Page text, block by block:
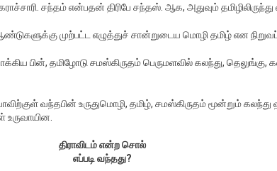
சந்தம் என்பதன் திரிபே சந்தஸ். ஆக, அதுவும்
முற்பட்ட எழுத்துச் சான்றுடைய மொழி தமிழ் என
பின், தமிழோடு சமஸ்கிருதம் பெருமளவில் கலந்து, தெலுங்கு,
வந்தபின் உருதுமொழி, தமிழ், சமஸ்கிருதம் மூன்றும் கலந்து
உருவாயின.
திராவிடம் என்ற சொல்
எப்படி வந்தது?